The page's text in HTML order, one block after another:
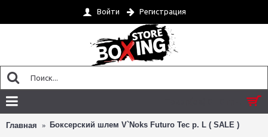
Войти Регистрация
Главная Боксерский шлем V`Noks Futuro Tec р. L ( SALE )